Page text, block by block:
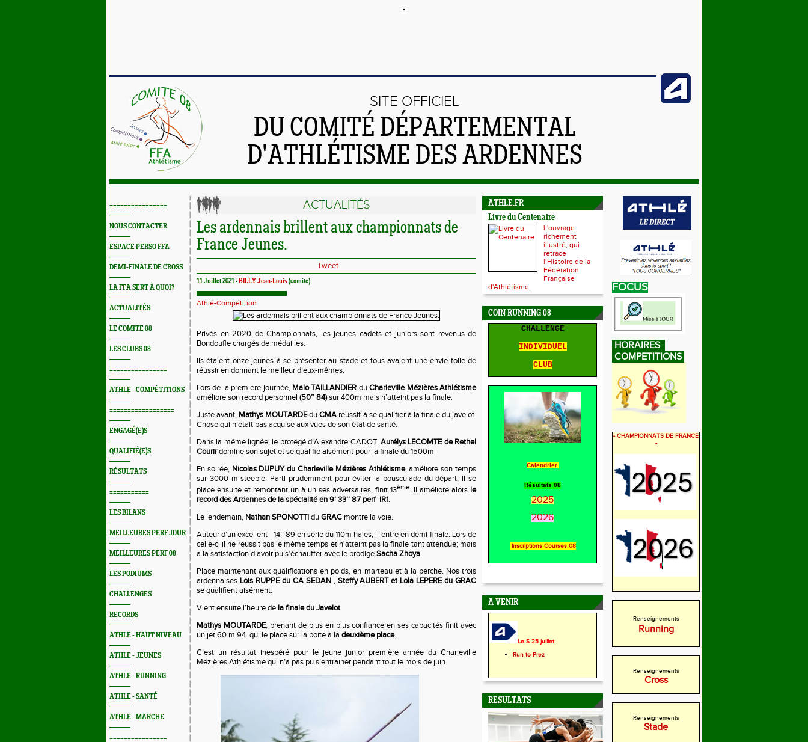
SITE OFFICIEL
DU COMITÉ DÉPARTEMENTAL
D'ATHLÉTISME DES ARDENNES
================
NOUS CONTACTER
ESPACE PERSO FFA
DEMI-FINALE DE CROSS
LA FFA SERT À QUOI?
ACTUALITÉS
LE COMITE 08
LES CLUBS 08
================
ATHLE - COMPÉTITIONS
==================
ENGAGÉ(E)S
QUALIFIÉ(E)S
RÉSULTATS
===========
LES BILANS
MEILLEURES PERF JOUR
MEILLEURES PERF 08
LES PODIUMS
CHALLENGES
RECORDS
ATHLE - HAUT NIVEAU
ATHLE - JEUNES
ATHLE - RUNNING
ATHLE - SANTÉ
ATHLE - MARCHE
================
ACTUALITÉS
Les ardennais brillent aux championnats de
France Jeunes.
Tweet
11 Juillet 2021 -BILLY Jean-Louis(comite)
Athlé-Compétition
Privés en 2020 de Championnats, les jeunes cadets et juniors sont revenus de
Bondoufle chargés de médailles.
Ils étaient onze jeunes à se présenter au stade et tous avaient une envie folle de
réussir en donnant le meilleur d’eux-mêmes.
Lors de la première journée, Malo TAILLANDIER duCharleville Mézières Athlétisme
améliore son record personnel (50’’ 84)sur 400m mais n’atteint pas la finale.
Juste avant, Mathys MOUTARDEduCMA réussit à se qualifier à la finale du javelot.
Chose qui n’était pas acquise aux vues de son état de santé.
Dans la même lignée, le protégé d’Alexandre CADOT,Aurélys LECOMTE de Rethel
Courirdomine son sujet et se qualifie aisément pour la finale du 1500m
En soirée, Nicolas DUPUY du Charleville Mézières Athlétisme, améliore son temps
sur 3000 m steeple. Parti prudemment pour éviter la bousculade du départ, il se
place ensuite et remontant un à un ses adversaires, finit 13ème. Il améliore alors le
record des Ardennes de la spécialité en 9’ 33’’ 87 perf IR1.
Le lendemain, Nathan SPONOTTIduGRAC montre la voie.
Auteur d’un excellent
14’’ 89 en série du 110m haies, il entre en demi-finale. Lors de
celle-ci il ne réussit pas le même temps et n'atteint pas la finale tant attendue; mais
a la satisfaction d’avoir pu s’échauffer avec le prodigeSacha Zhoya.
Place maintenant aux qualifications en poids, en marteau et à la perche. Nos trois
ardennaises Lois RUPPE du CA SEDAN, Steffy AUBERT et Lola LEPERE du GRAC
se qualifient aisément.
Vient ensuite l’heure de la finale du Javelot.
Mathys MOUTARDE, prenant de plus en plus confiance en ses capacités finit avec
un jet 60 m 94 qui le place sur la boite à la deuxième place.
C’est un résultat inespéré pour le jeune junior première année du Charleville
Mézières Athlétisme qui n’a pas pu s’entrainer pendant tout le mois de juin.
ATHLE.FR
Livre du Centenaire
L'ouvrage
richement
illustré, qui
retrace
l’Histoire de la
Fédération
Française
d'Athlétisme.
COIN RUNNING 08
CHALLENGE
INDIVIDUEL
CLUB
Calendrier
Résultats 08
2025
2026
Inscriptions Courses 08
A VENIR
Le S 25 juillet
Run to Prez
RESULTATS
FOCUS
HORAIRES
COMPETITIONS
- CHAMPIONNATS DE FRANCE
-
Renseignements
Running
Renseignements
Cross
Renseignements
Stade